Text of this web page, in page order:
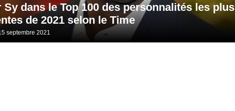
Sy dans le Top 100 des personnalités les plus
de 2021 selon le Time
septembre 2021